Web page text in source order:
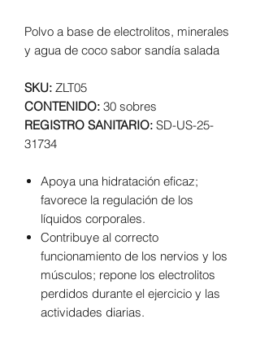
Polvo a base de electrolitos, minerales
y agua de coco sabor sandía salada
SKU: ZLT05
CONTENIDO: 30 sobres
REGISTRO SANITARIO: SD-US-25-
31734
Apoya una hidratación eficaz;
favorece la regulación de los
líquidos corporales.
Contribuye al correcto
funcionamiento de los nervios y los
músculos; repone los electrolitos
perdidos durante el ejercicio y las
actividades diarias.